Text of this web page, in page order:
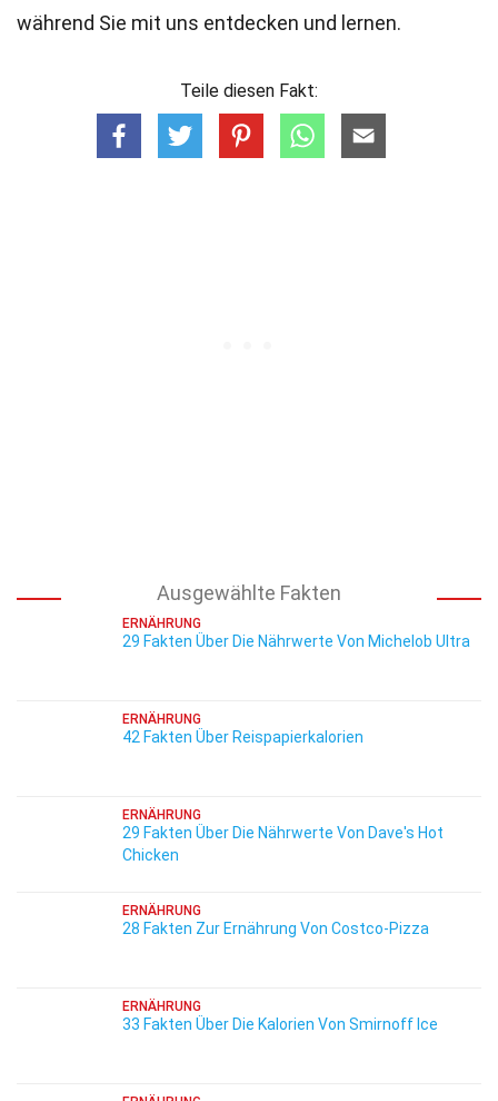
während Sie mit uns entdecken und lernen.
Teile diesen Fakt:
Ausgewählte Fakten
ERNÄHRUNG
29 Fakten Über Die Nährwerte Von Michelob Ultra
ERNÄHRUNG
42 Fakten Über Reispapierkalorien
ERNÄHRUNG
29 Fakten Über Die Nährwerte Von Dave's Hot
Chicken
ERNÄHRUNG
28 Fakten Zur Ernährung Von Costco-Pizza
ERNÄHRUNG
33 Fakten Über Die Kalorien Von Smirnoff Ice